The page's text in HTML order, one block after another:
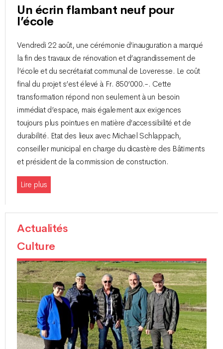
Un écrin flambant neuf pour
l’école
Vendredi 22 août, une cérémonie d’inauguration a marqué
la fin des travaux de rénovation et d’agrandissement de
l’école et du secrétariat communal de Loveresse. Le coût
final du projet s’est élevé à Fr. 850’000.-. Cette
transformation répond non seulement à un besoin
immédiat d’espace, mais également aux exigences
toujours plus pointues en matière d’accessibilité et de
durabilité. Etat des lieux avec Michael Schlappach,
conseiller municipal en charge du dicastère des Bâtiments
et président de la commission de construction.
Lire plus
Actualités
Culture